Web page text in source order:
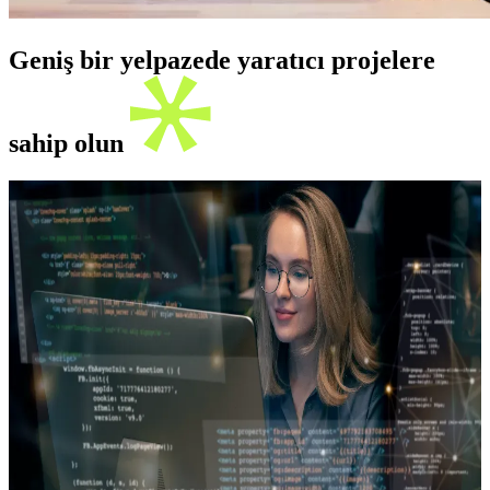
Geniş bir yelpazede yaratıcı projelere
sahip olun